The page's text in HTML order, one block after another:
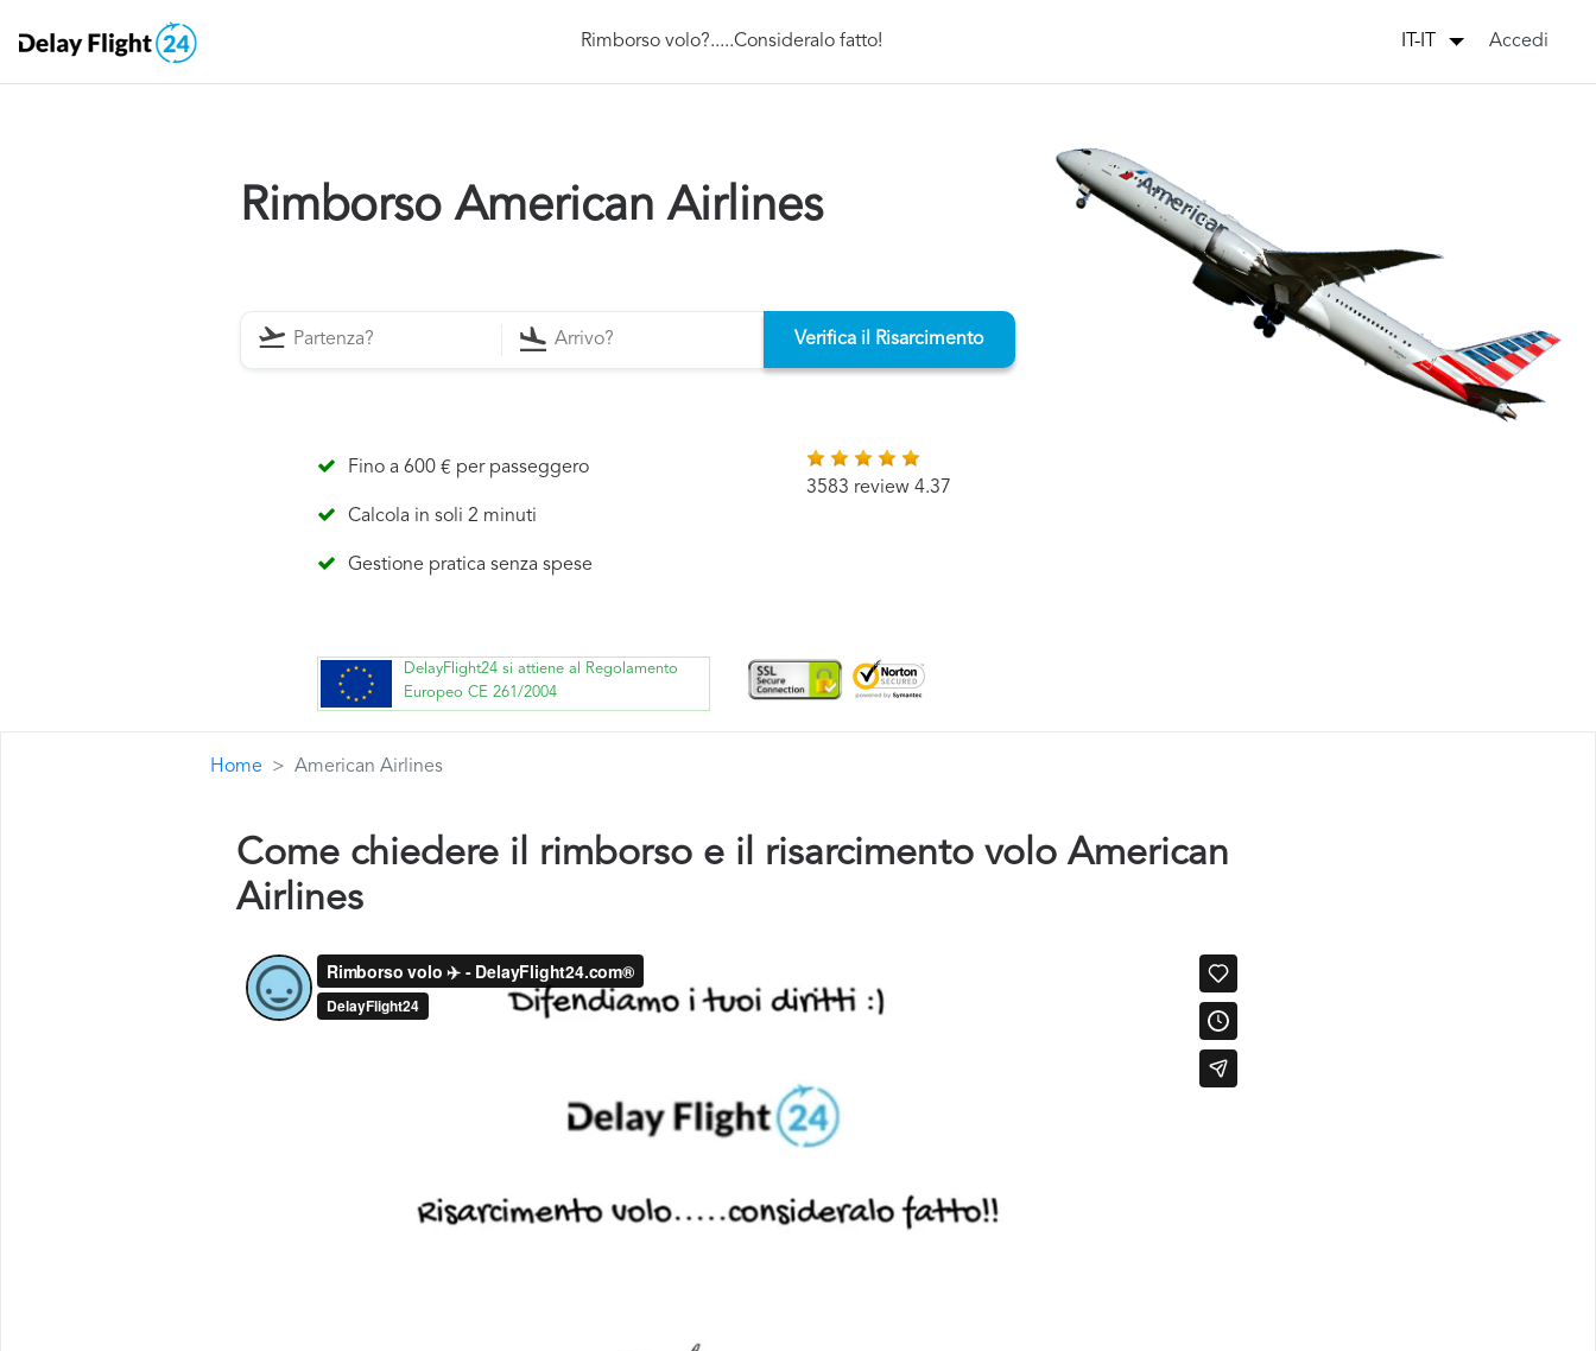
Rimborso volo?.....Consideralo fatto! IT-IT Accedi
Rimborso American Airlines
Verifica il Risarcimento
Fino a 600 € per passeggero
Calcola in soli 2 minuti
Gestione pratica senza spese
3583 review 4.37
DelayFlight24 si attiene al Regolamento
Europeo CE 261/2004
Home American Airlines
Come chiedere il rimborso e il risarcimento volo American
Airlines